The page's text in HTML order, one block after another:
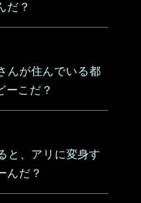
だ？
んが住んでいる都
ーこだ？
と、アリに変身す
んだ？